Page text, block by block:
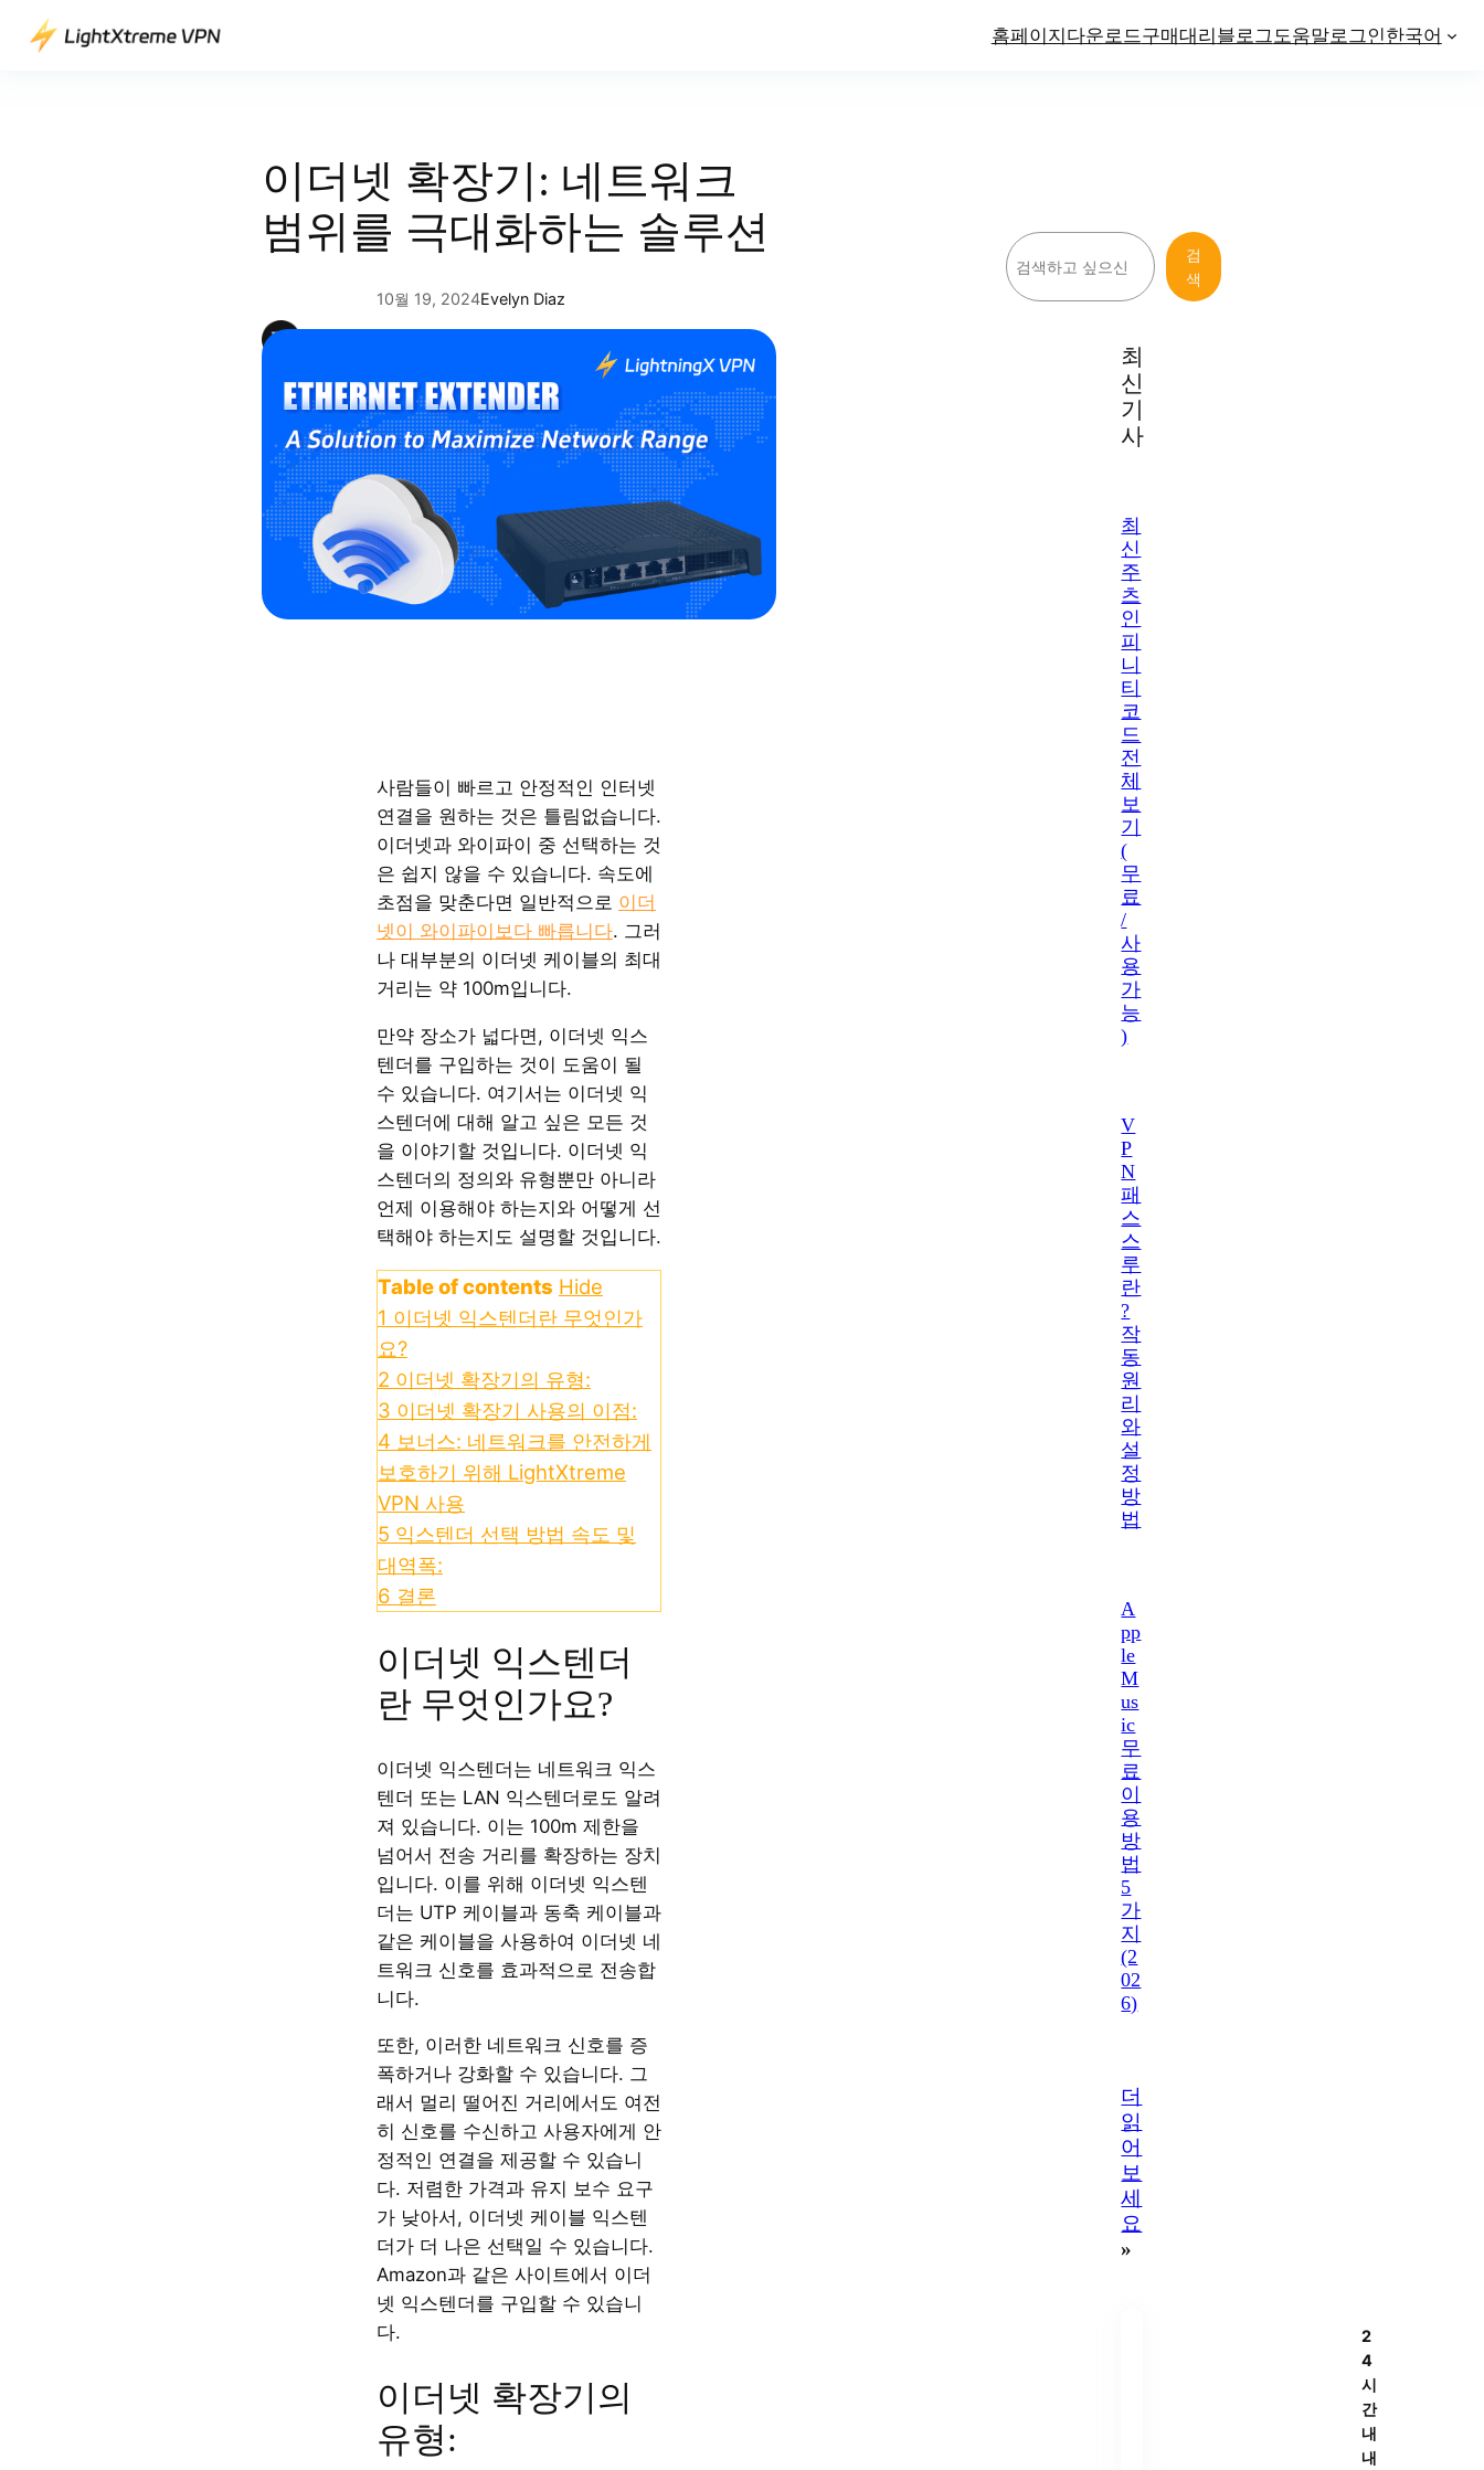
홈페이지다운로드구매대리블로그 도움말로그인한국어
이더넷 확장기: 네트워크
범위를 극대화하는 솔루션
10월 19, 2024Evelyn Diaz
사람들이 빠르고 안정적인 인터넷
연결을 원하는 것은 틀림없습니다.
이더넷과 와이파이 중 선택하는 것
은 쉽지 않을 수 있습니다. 속도에
초점을 맞춘다면 일반적으로 이더
넷이 와이파이보다 빠릅니다. 그러
나 대부분의 이더넷 케이블의 최대
거리는 약 100m입니다.
만약 장소가 넓다면, 이더넷 익스
텐더를 구입하는 것이 도움이 될
수 있습니다. 여기서는 이더넷 익
스텐더에 대해 알고 싶은 모든 것
을 이야기할 것입니다. 이더넷 익
스텐더의 정의와 유형뿐만 아니라
언제 이용해야 하는지와 어떻게 선
택해야 하는지도 설명할 것입니다.
Table of contents Hide
1 이더넷 익스텐더란 무엇인가
요?
2 이더넷 확장기의 유형:
3 이더넷 확장기 사용의 이점:
4 보너스: 네트워크를 안전하게
보호하기 위해 LightXtreme
VPN 사용
5 익스텐더 선택 방법 속도 및
대역폭:
6 결론
이더넷 익스텐더
란 무엇인가요?
이더넷 익스텐더는 네트워크 익스
텐더 또는 LAN 익스텐더로도 알려
져 있습니다. 이는 100m 제한을
넘어서 전송 거리를 확장하는 장치
입니다. 이를 위해 이더넷 익스텐
더는 UTP 케이블과 동축 케이블과
같은 케이블을 사용하여 이더넷 네
트워크 신호를 효과적으로 전송합
니다.
또한, 이러한 네트워크 신호를 증
폭하거나 강화할 수 있습니다. 그
래서 멀리 떨어진 거리에서도 여전
히 신호를 수신하고 사용자에게 안
정적인 연결을 제공할 수 있습니
다. 저렴한 가격과 유지 보수 요구
가 낮아서, 이더넷 케이블 익스텐
더가 더 나은 선택일 수 있습니다.
Amazon과 같은 사이트에서 이더
넷 익스텐더를 구입할 수 있습니
다.
이더넷 확장기의
유형:
검
색
검
색
최
신
기
사
최
신
주
츠
인
피
니
티
코
드
전
체
보
기
(
무
료
/
사
용
가
능
)
V
P
N
패
스
스
루
란
?
작
동
원
리
와
설
정
방
법
A
pp
le
M
us
ic
무
료
이
용
방
법
5
가
지
(2
02
6)
더
읽
어
보
세
요
»
2
4
시
간
내
내